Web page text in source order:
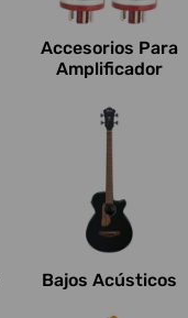
Accesorios Para
Amplificador
Bajos Acústicos